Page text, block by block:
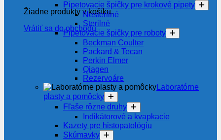
Žiadne produkty v košíku.
Vrátiť sa do obchodu
Pipetovacie špičky pre krokové pipety
Nesterilné
Sterilné
Pipetovacie špičky pre roboty
Beckman Coulter
Packard & Tecan
Perkin Elmer
Qiagen
Rezervoáre
Laboratórne
plasty a pomôcky
Fľaše rôzne druhy
Indikátorové a kvapkacie
Kazety pre histopatológiu
Skúmavky